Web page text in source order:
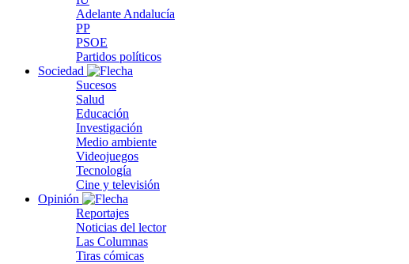
Adelante Andalucía
PP
PSOE
Partidos políticos
Sociedad
Sucesos
Salud
Educación
Investigación
Medio ambiente
Videojuegos
Tecnología
Cine y televisión
Opinión
Reportajes
Noticias del lector
Las Columnas
Tiras cómicas